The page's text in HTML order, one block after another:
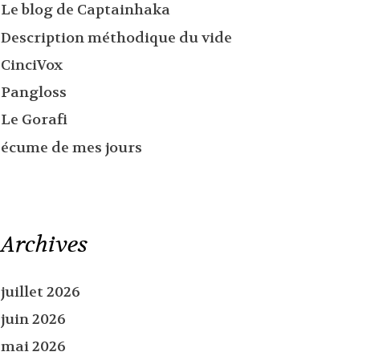
Le blog de Captainhaka
Description méthodique du vide
CinciVox
Pangloss
Le Gorafi
écume de mes jours
Archives
juillet 2026
juin 2026
mai 2026